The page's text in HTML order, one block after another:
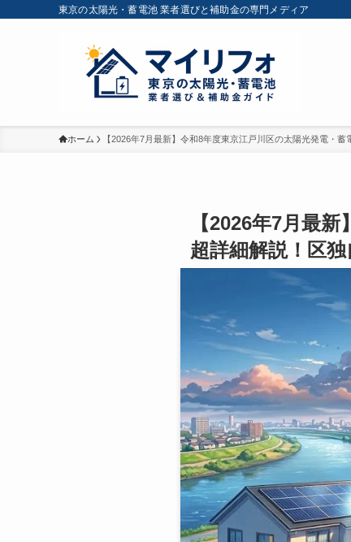
東京の太陽光・蓄電池 業者選びと補助金の専門メディア
ホーム 【2026年7月最新】令和8年度東京江戸川区の太陽光発電・
【2026年7月最
超詳細解説！区